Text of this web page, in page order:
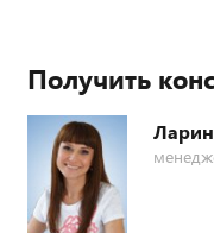
Получить